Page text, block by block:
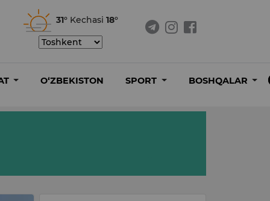
31° Kechasi 18°
O‘ZBEKISTON SPORT BOSHQALAR